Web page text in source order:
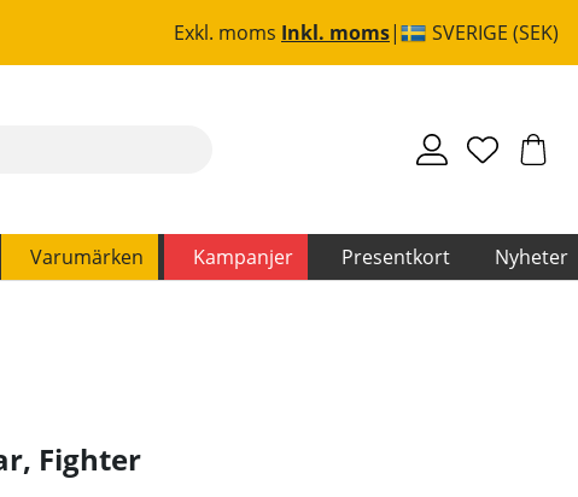
Exkl. moms Inkl. moms SVERIGE (SEK)
Varumärken Kampanjer Presentkort Nyheter
, Fighter